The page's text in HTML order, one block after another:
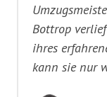
Bottrop
ihres
kann sie nur